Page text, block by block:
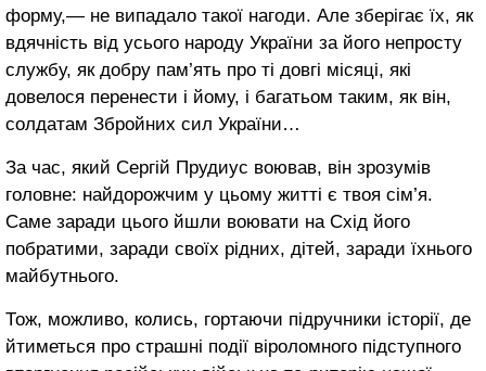
форму,— не випадало такої нагоди. Але зберігає їх, як
вдячність від усього народу України за його непросту
службу, як добру пам’ять про ті довгі місяці, які
довелося перенести і йому, і багатьом таким, як він,
солдатам Збройних сил України…
За час, який Сергій Прудиус воював, він зрозумів
головне: найдорожчим у цьому житті є твоя сім’я.
Саме заради цього йшли воювати на Схід його
побратими, заради своїх рідних, дітей, заради їхнього
майбутнього.
Тож, можливо, колись, гортаючи підручники історії, де
йтиметься про страшні події віроломного підступного